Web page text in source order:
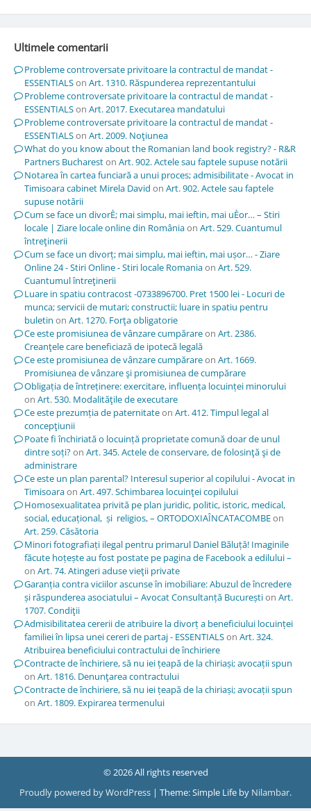
Ultimele comentarii
Probleme controversate privitoare la contractul de mandat -
ESSENTIALSon Art. 1310. Răspunderea reprezentantului
Probleme controversate privitoare la contractul de mandat -
ESSENTIALSon Art. 2017. Executarea mandatului
Probleme controversate privitoare la contractul de mandat -
ESSENTIALSon Art. 2009. Noţiunea
What do you know about the Romanian land book registry? - R&R
Partners Buchareston Art. 902. Actele sau faptele supuse notării
Notarea în cartea funciară a unui proces; admisibilitate - Avocat in
Timisoara cabinet Mirela David on Art. 902. Actele sau faptele
supuse notării
Cum se face un divorÈ; mai simplu, mai ieftin, mai uÈor… – Stiri
locale | Ziare locale online din Româniaon Art. 529. Cuantumul
întreţinerii
Cum se face un divorț; mai simplu, mai ieftin, mai ușor… - Ziare
Online 24 - Stiri Online - Stiri locale Romaniaon Art. 529.
Cuantumul întreţinerii
Luare in spatiu contracost -0733896700. Pret 1500 lei - Locuri de
munca; servicii de mutari; constructii; luare in spatiu pentru
buletin on Art. 1270. Forţa obligatorie
Ce este promisiunea de vânzare cumpărareon Art. 2386.
Creanţele care beneficiază de ipotecă legală
Ce este promisiunea de vânzare cumpărareon Art. 1669.
Promisiunea de vânzare şi promisiunea de cumpărare
Obligația de întreținere: exercitare, influența locuinței minorului
on Art. 530. Modalităţile de executare
Ce este prezumția de paternitateon Art. 412. Timpul legal al
concepţiunii
Poate fi închiriată o locuință proprietate comună doar de unul
dintre soți?on Art. 345. Actele de conservare, de folosinţă şi de
administrare
Ce este un plan parental? Interesul superior al copilului - Avocat in
Timisoaraon Art. 497. Schimbarea locuinţei copilului
Homosexualitatea privită pe plan juridic, politic, istoric, medical,
social, educațional, și religios, – ORTODOXIAÎNCATACOMBEon
Art. 259. Căsătoria
Minori fotografiați ilegal pentru primarul Daniel Băluță! Imaginile
făcute hoțește au fost postate pe pagina de Facebook a edilului –
on Art. 74. Atingeri aduse vieţii private
Garanția contra viciilor ascunse în imobiliare: Abuzul de încredere
și răspunderea asociatului – Avocat Consultanță Bucureștion Art.
1707. Condiţii
Admisibilitatea cererii de atribuire la divorț a beneficiului locuinței
familiei în lipsa unei cereri de partaj - ESSENTIALSon Art. 324.
Atribuirea beneficiului contractului de închiriere
Contracte de închiriere, să nu iei țeapă de la chiriași; avocații spun
on Art. 1816. Denunţarea contractului
Contracte de închiriere, să nu iei țeapă de la chiriași; avocații spun
on Art. 1809. Expirarea termenului
© 2026 All rights reserved
Proudly powered by WordPress | Theme: Simple Life by Nilambar.